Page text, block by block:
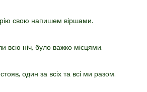
свою напишем віршами.
всю ніч, було важко місцями.
один за всіх та всі ми разом.